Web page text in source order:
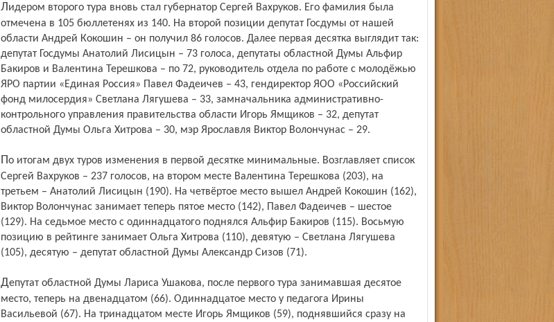
Лидером второго тура вновь стал губернатор Сергей Вахруков. Его фамилия была
отмечена в 105 бюллетенях из 140. На второй позиции депутат Госдумы от нашей
области Андрей Кокошин – он получил 86 голосов. Далее первая десятка выглядит так:
депутат Госдумы Анатолий Лисицын – 73 голоса, депутаты областной Думы Альфир
Бакиров и Валентина Терешкова – по 72, руководитель отдела по работе с молодёжью
ЯРО партии «Единая Россия» Павел Фадеичев – 43, гендиректор ЯОО «Российский
фонд милосердия» Светлана Лягушева – 33, замначальника административно-
контрольного управления правительства области Игорь Ямщиков – 32, депутат
областной Думы Ольга Хитрова – 30, мэр Ярославля Виктор Волончунас – 29.
По итогам двух туров изменения в первой десятке минимальные. Возглавляет список
Сергей Вахруков – 237 голосов, на втором месте Валентина Терешкова (203), на
третьем – Анатолий Лисицын (190). На четвёртое место вышел Андрей Кокошин (162),
Виктор Волончунас занимает теперь пятое место (142), Павел Фадеичев – шестое
(129). На седьмое место с одиннадцатого поднялся Альфир Бакиров (115). Восьмую
позицию в рейтинге занимает Ольга Хитрова (110), девятую – Светлана Лягушева
(105), десятую – депутат областной Думы Александр Сизов (71).
Депутат областной Думы Лариса Ушакова, после первого тура занимавшая десятое
место, теперь на двенадцатом (66). Одиннадцатое место у педагога Ирины
Васильевой (67). На тринадцатом месте Игорь Ямщиков (59), поднявшийся сразу на